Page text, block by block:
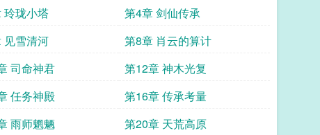
玲珑小塔
第4章 剑仙传承
见雪清河
第8章 肖云的算计
司命神君
第12章 神木光复
任务神殿
第16章 传承考量
雨师魍魉
第20章 天荒高原